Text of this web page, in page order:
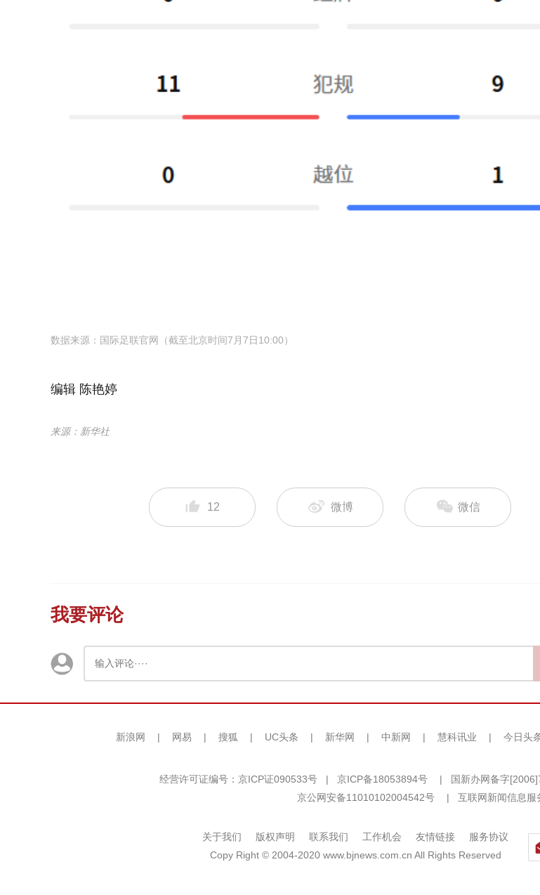
数据来源：国际足联官网（截至北京时间7月7日10:00）
编辑 陈艳婷
来源：新华社
12 微博 微信
我要评论
新浪网 | 网易 | 搜狐 | UC头条 | 新华网 | 中新网 | 慧科讯业 | 今日头
经营许可证编号：京ICP证090533号 | 京ICP备18053894号 | 国新办网备字
京公网安备11010102004542号
| 互联网新闻信息
关于我们 版权声明 联系我们 工作机会 友情链接
服务协议
Copy Right © 2004-2020 www.bjnews.com.cn All Rights Reserved